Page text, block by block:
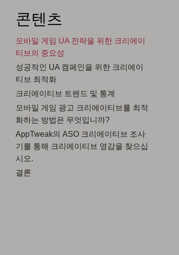
콘텐츠
모바일 게임 UA 전략을 위한 크리에이
티브의 중요성
성공적인 UA 캠페인을 위한 크리에이
티브 최적화
크리에이티브 트렌드 및 통계
모바일 게임 광고 크리에이티브를 최적
화하는 방법은 무엇입니까?
AppTweak의 ASO 크리에이티브 조사
기를 통해 크리에이티브 영감을 찾으십
시오.
결론